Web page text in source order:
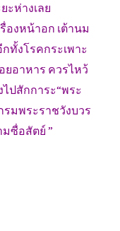
ห่างเลย
องหน้าอก เต้านม
ทั้งโรคกระเพาะ
ยอาหาร ควรไหว้
ปสักการะ“พระ
รมพระราชวังบวร
ซื่อสัตย์ ”